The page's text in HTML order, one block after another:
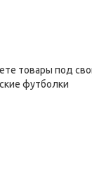
товары под
футболки